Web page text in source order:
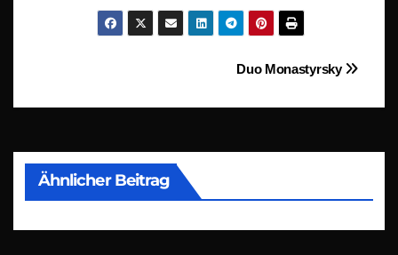
Beitragsnavigation
Duo Monastyrsky
Ähnlicher Beitrag